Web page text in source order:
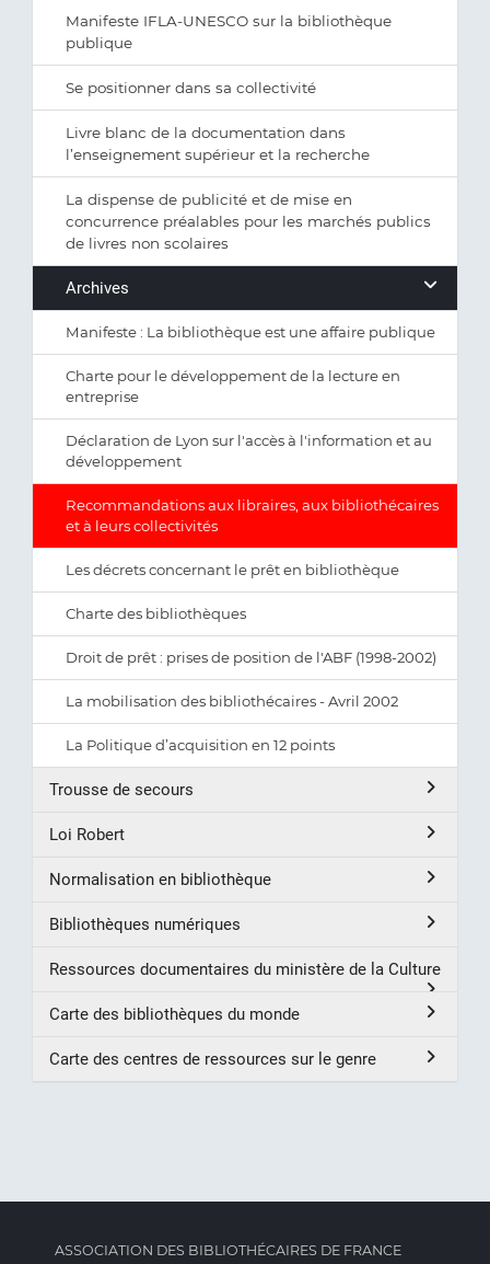
Manifeste IFLA-UNESCO sur la bibliothèque
publique
Se positionner dans sa collectivité
Livre blanc de la documentation dans
l’enseignement supérieur et la recherche
La dispense de publicité et de mise en
concurrence préalables pour les marchés publics
de livres non scolaires
Archives
Manifeste : La bibliothèque est une affaire publique
Charte pour le développement de la lecture en
entreprise
Déclaration de Lyon sur l'accès à l'information et au
développement
Recommandations aux libraires, aux bibliothécaires
et à leurs collectivités
Les décrets concernant le prêt en bibliothèque
Charte des bibliothèques
Droit de prêt : prises de position de l'ABF (1998-2002)
La mobilisation des bibliothécaires - Avril 2002
La Politique d’acquisition en 12 points
Trousse de secours
Loi Robert
Normalisation en bibliothèque
Bibliothèques numériques
Ressources documentaires du ministère de la Culture
Carte des bibliothèques du monde
Carte des centres de ressources sur le genre
ASSOCIATION DES BIBLIOTHÉCAIRES DE FRANCE